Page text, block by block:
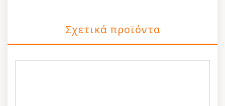
Σχετικά προϊόντα